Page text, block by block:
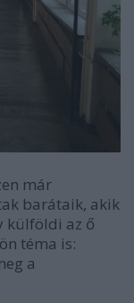
már
barátaik, akik
külföldi az ő
téma is:
a